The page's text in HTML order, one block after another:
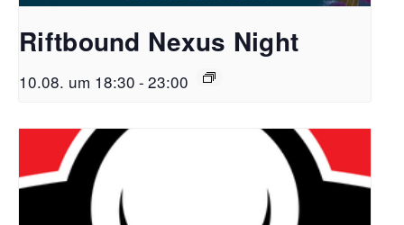
Riftbound Nexus Night
10.08. um 18:30 - 23:00